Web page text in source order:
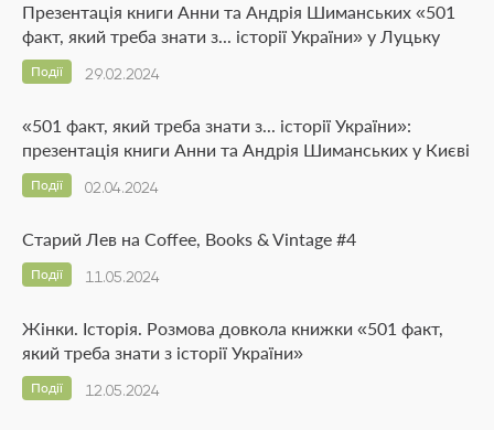
Презентація книги Анни та Андрія Шиманських «501
факт, який треба знати з... історії України» у Луцьку
29.02.2024
Події
«501 факт, який треба знати з... історії України»:
презентація книги Анни та Андрія Шиманських у Києві
02.04.2024
Події
Старий Лев на Coffee, Books & Vintage #4
11.05.2024
Події
Жінки. Історія. Розмова довкола книжки «501 факт,
який треба знати з історії України»
12.05.2024
Події